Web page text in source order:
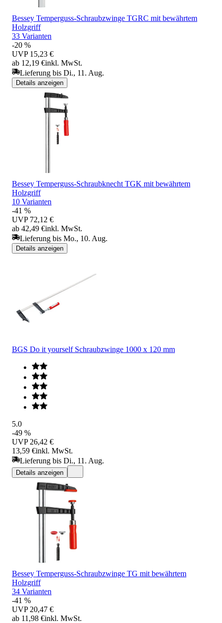
Bessey Temperguss-Schraubzwinge TGRC mit bewährtem
Holzgriff
33 Varianten
-20 %
UVP 15,23 €
ab 12,19 €inkl. MwSt.
Lieferung bis Di., 11. Aug.
Details anzeigen
Bessey Temperguss-Schraubknecht TGK mit bewährtem
Holzgriff
10 Varianten
-41 %
UVP 72,12 €
ab 42,49 €inkl. MwSt.
Lieferung bis Mo., 10. Aug.
Details anzeigen
BGS Do it yourself Schraubzwinge 1000 x 120 mm
5.0
-49 %
UVP 26,42 €
13,59 €inkl. MwSt.
Lieferung bis Di., 11. Aug.
Details anzeigen
Bessey Temperguss-Schraubzwinge TG mit bewährtem
Holzgriff
34 Varianten
-41 %
UVP 20,47 €
ab 11,98 €inkl. MwSt.